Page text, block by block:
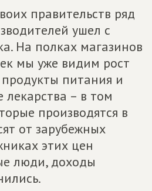
правительств ряд
ушел с
На полках магазинов
мы уже видим рост
питания и
– в том
производятся в
от зарубежных
этих цен
люди, доходы